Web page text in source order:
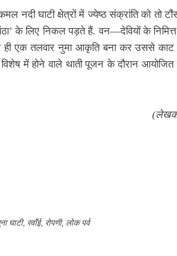
नदी घाटी क्षेत्रों में ज्येष्ठ संक्रांति को तो
के लिए निकल पड़ते हैं. वन—देवियों के
ही एक तलवार नुमा आकृति बना कर उससे काट
विशेष में होने वाले थाती पूजन के दौरान
(लेखक
घाटी, रवाँई, रोपणी, लोक पर्व